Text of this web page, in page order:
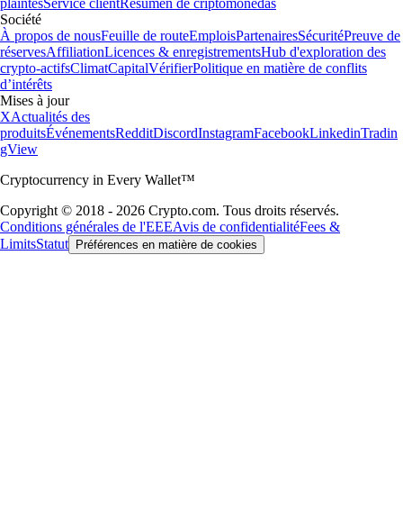
plaintesService clientResumen de criptomonedas
Société
À propos de nousFeuille de routeEmploisPartenairesSécuritéPreuve de
réservesAffiliationLicences & enregistrementsHub d'exploration des
crypto-actifsClimatCapitalVérifierPolitique en matière de conflits
d’intérêts
Mises à jour
XActualités des
produitsÉvénementsRedditDiscordInstagramFacebookLinkedinTradin
gView
Cryptocurrency in Every Wallet™
Copyright © 2018 - 2026 Crypto.com. Tous droits réservés.
Conditions générales de l'EEEAvis de confidentialitéFees &
LimitsStatut Préférences en matière de cookies